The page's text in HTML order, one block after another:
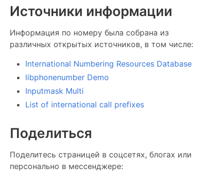
Источники информации
Информация по номеру была собрана из
различных открытых источников, в том числе:
International Numbering Resources Database
libphonenumber Demo
Inputmask Multi
List of international call prefixes
Поделиться
Поделитесь страницей в соцсетях, блогах или
персонально в мессенджере: